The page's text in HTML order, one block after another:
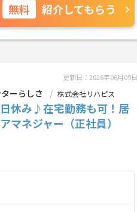
無料 紹介してもらう
更新日：2026年06月09日
ーらしさ 株式会社リハピス
日休み♪在宅勤務も可！居
マネジャー（正社員）